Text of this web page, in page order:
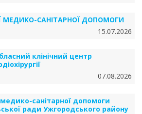
МЕДИКО-САНІТАРНОЇ ДОПОМОГИ
15.07.2026
клінічний центр
07.08.2026
санітарної допомоги
ради Ужгородського району